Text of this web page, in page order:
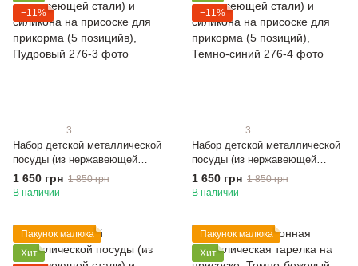
−11%
3
Набор детской металлической
посуды (из нержавеющей
стали) и силикона на присоске
для прикорма (5 позицийв),
1 650 грн 1 850 грн
В наличии
−11%
3
Набор детской металлической
посуды (из нержавеющей
стали) и силикона на присоске
для прикорма (5 позиций),
1 650 грн 1 850 грн
В наличии
Пакунок малюка
Хит
Пакунок малюка
Хит